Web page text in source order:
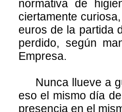
normativa de
ciertamente
euros de la partida
perdido, según
Empresa.
Nunca llueve a
eso el mismo día
presencia en el